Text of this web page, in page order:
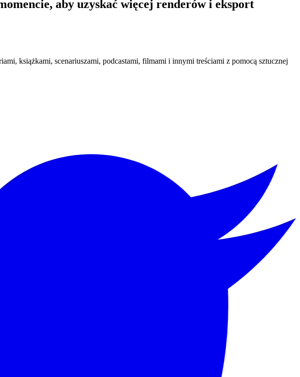
aby uzyskać więcej renderów i eksport
książkami, scenariuszami, podcastami, filmami i innymi treściami z pomocą sztucznej